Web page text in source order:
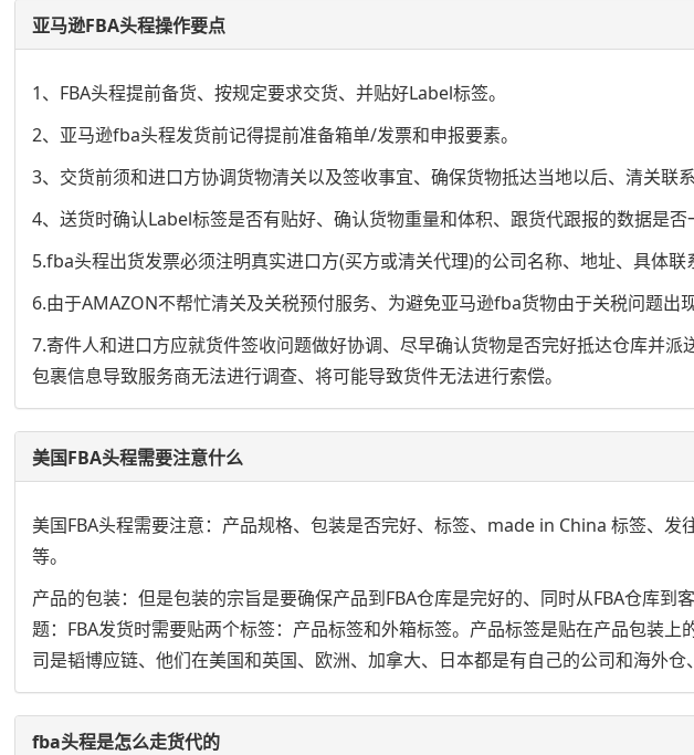
亚马逊FBA头程操作要点
1、FBA头程提前备货、按规定要求交货、并贴好Label标签。
2、亚马逊fba头程发货前记得提前准备箱单/发票和申报要素。
3、交货前须和进口方协调货物清关以及签收事宜、确保货物抵达当地以后、清关联
4、送货时确认Label标签是否有贴好、确认货物重量和体积、跟货代跟报的数据是否
5.fba头程出货发票必须注明真实进口方(买方或清关代理)的公司名称、地址、具体联
6.由于AMAZON不帮忙清关及关税预付服务、为避免亚马逊fba货物由于关税问题出
7.寄件人和进口方应就货件签收问题做好协调、尽早确认货物是否完好抵达仓库并
包裹信息导致服务商无法进行调查、将可能导致货件无法进行索偿。
美国FBA头程需要注意什么
美国FBA头程需要注意：产品规格、包装是否完好、标签、made in China 标签、
等。
产品的包装：但是包装的宗旨是要确保产品到FBA仓库是完好的、同时从FBA仓库
题：FBA发货时需要贴两个标签：产品标签和外箱标签。产品标签是贴在产品包装
司是韬博应链、他们在美国和英国、欧洲、加拿大、日本都是有自己的公司和海外
fba头程是怎么走货代的